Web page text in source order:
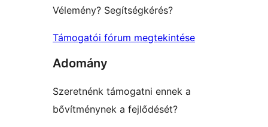
Vélemény? Segítségkérés?
Támogatói fórum megtekintése
Adomány
Szeretnénk támogatni ennek a
bővítménynek a fejlődését?